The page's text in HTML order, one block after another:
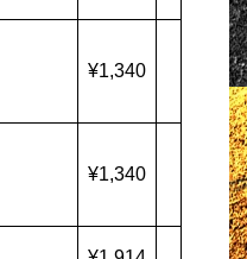
¥1,340
¥1,340